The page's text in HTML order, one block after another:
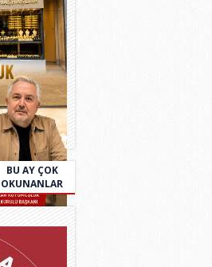
BU AY ÇOK
OKUNANLAR